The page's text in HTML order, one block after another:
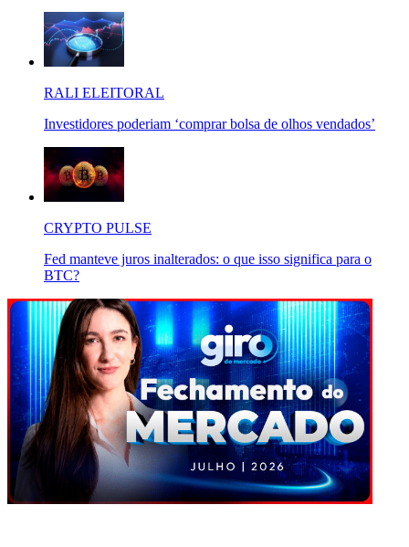
RALI ELEITORAL
Investidores poderiam ‘comprar bolsa de olhos vendados’
CRYPTO PULSE
Fed manteve juros inalterados: o que isso significa para o
BTC?